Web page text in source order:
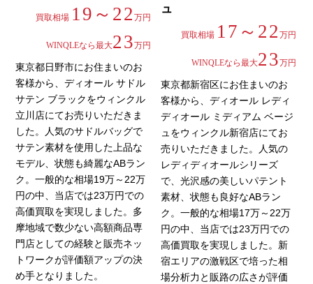
買取相場 19～22 万円
WINQLEなら最大23万円
東京都日野市にお住まいのお
客様から、ディオール サドル
サテン ブラックをウィンクル
立川店にてお売りいただきま
した。人気のサドルバッグで
サテン素材を使用した上品な
モデル、状態も綺麗なABラン
ク。一般的な相場19万～22万
円の中、当店では23万円での
高価買取を実現しました。多
摩地域で数少ない高額商品専
門店としての経験と販売ネッ
トワークが評価額アップの決
め手となりました。
ュ
買取相場 17～22 万円
WINQLEなら最大23万円
東京都新宿区にお住まいのお
客様から、ディオール レディ
ディオール ミディアム ベージ
ュをウィンクル新宿店にてお
売りいただきました。人気の
レディディオールシリーズ
で、光沢感の美しいパテント
素材、状態も良好なABラン
ク。一般的な相場17万～22万
円の中、当店では23万円での
高価買取を実現しました。新
宿エリアの激戦区で培った相
場分析力と販路の広さが評価